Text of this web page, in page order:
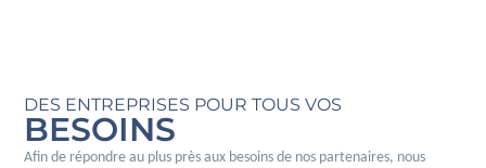
DES ENTREPRISES POUR TOUS VOS
BESOINS
Afin de répondre au plus près aux besoins de nos partenaires, nous